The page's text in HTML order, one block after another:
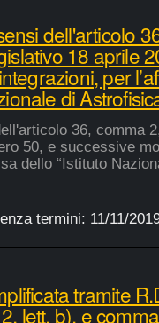
dell'articolo
18 aprile
per
di
36, comma
50, e successive
dello “Istituto
termini: 11/11/
tramite
lett. b), e